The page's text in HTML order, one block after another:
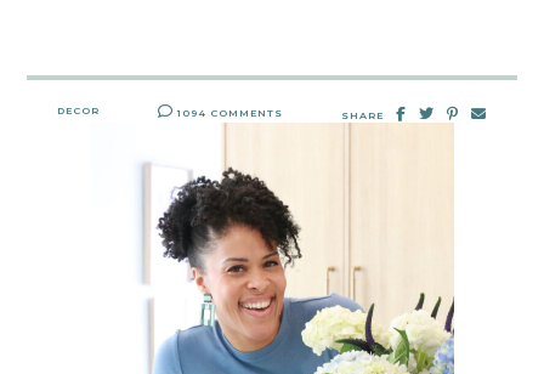
DECOR 1094 COMMENTS SHARE